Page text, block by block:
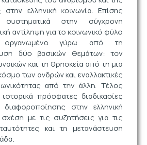
στην ελληνική κοινωνία. Επίσης
συστηματικά στην σύγχρονη
αντίληψη για το κοινωνικό φύλο
οργανωμένο γύρω από τη
δύο βασικών θεμάτων: τον
και τη θρησκεία από τη μια
των ανδρών και εναλλακτικές
από την άλλη. Τέλος
ιστορικά πρόσφατες διαδικασίες
διαφοροποίησης στην ελληνική
με τις συζητήσεις για τις
και τη μετανάστευση